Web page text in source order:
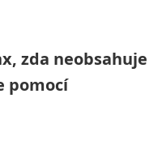
zda neobsahuje
pomocí